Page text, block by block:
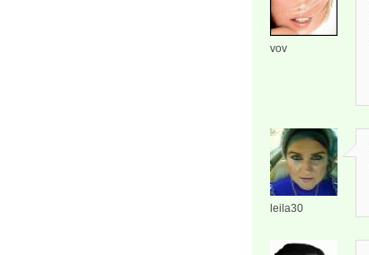
vov
leila30